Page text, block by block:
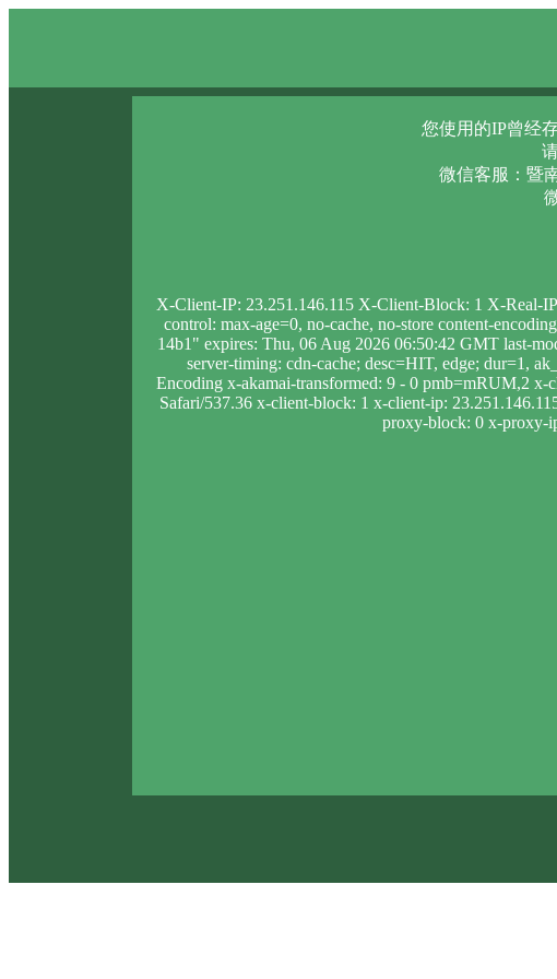
您使用的IP曾经
微信客服：暨
X-Client-IP: 23.251.146.115 X-Client-Block: 1 X-Real-
control: max-age=0, no-cache, no-store content-
14b1" expires: Thu, 06 Aug 2026 06:50:42 GMT last-
server-timing: cdn-cache; desc=HIT, edge; dur=1,
Encoding x-akamai-transformed: 9 - 0 pmb=mRUM,2
Safari/537.36 x-client-block: 1 x-client-ip:
proxy-block: 0 x-proxy-